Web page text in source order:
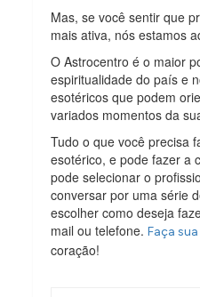
Mas, se você sentir que
mais ativa, nós estamos
O Astrocentro é o maior
espiritualidade do país e
esotéricos que podem
variados momentos da
Tudo o que você precisa
esotérico, e pode fazer a
pode selecionar o
conversar por uma série
escolher como deseja
mail ou telefone.Faça
coração!